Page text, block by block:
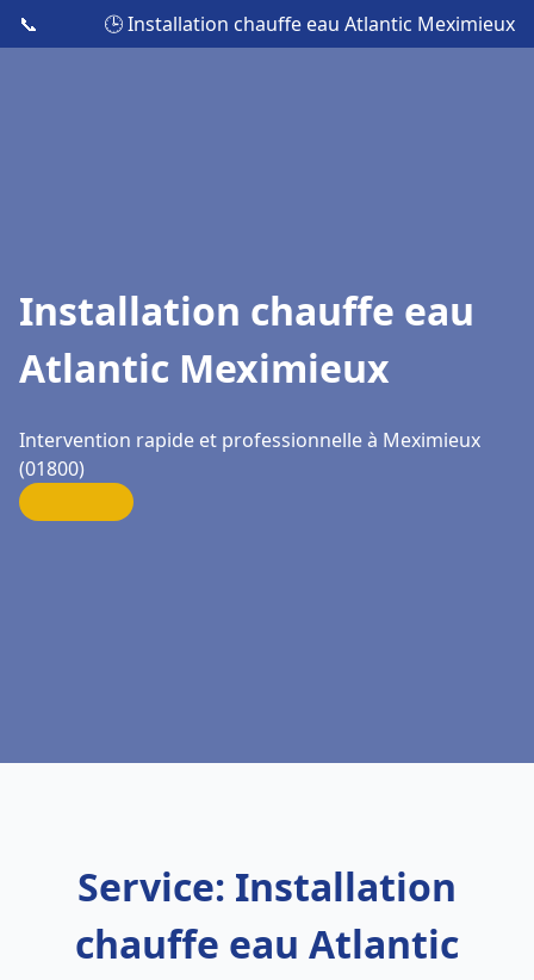
📞 🕒 Installation chauffe eau Atlantic Meximieux
Installation chauffe eau
Atlantic Meximieux
Intervention rapide et professionnelle à Meximieux
(01800)
Service: Installation
chauffe eau Atlantic